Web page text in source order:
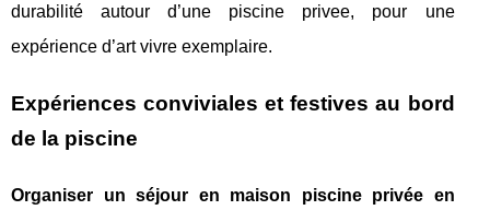
durabilité autour d’une piscine privee, pour une
expérience d’art vivre exemplaire.
Expériences conviviales et festives au bord
de la piscine
Organiser un séjour en maison piscine privée en